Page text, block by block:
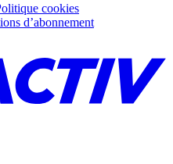
cookies
d’abonnement